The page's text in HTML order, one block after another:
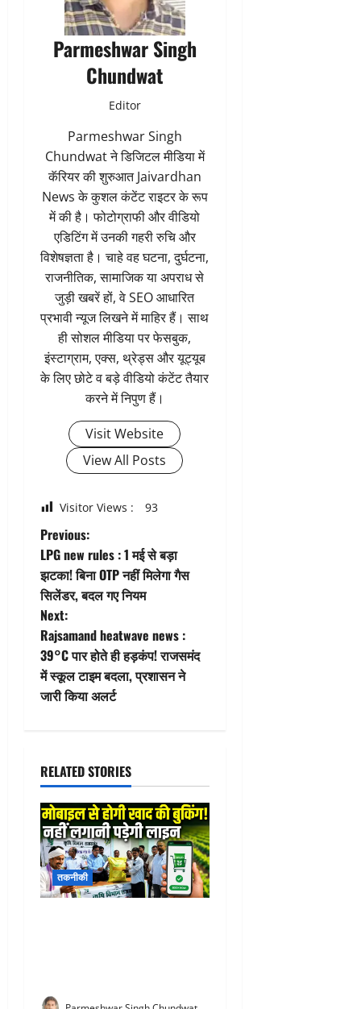
Parmeshwar Singh
Chundwat
Editor
Parmeshwar Singh
Chundwat ने डिजिटल मीडिया में
कॅरियर की शुरुआत Jaivardhan
News के कुशल कंटेंट राइटर के रूप
में की है। फोटोग्राफी और वीडियो
एडिटिंग में उनकी गहरी रुचि और
विशेषज्ञता है। चाहे वह घटना, दुर्घटना,
राजनीतिक, सामाजिक या अपराध से
जुड़ी खबरें हों, वे SEO आधारित
प्रभावी न्यूज लिखने में माहिर हैं। साथ
ही सोशल मीडिया पर फेसबुक,
इंस्टाग्राम, एक्स, थ्रेड्स और यूट्यूब
के लिए छोटे व बड़े वीडियो कंटेंट तैयार
करने में निपुण हैं।
Visit Website
View All Posts
Visitor Views : 93
P
o
s
t
n
a
i
g
a
t
Previous:
LPG new rules : 1 मई से बड़ा
झटका! बिना OTP नहीं मिलेगा गैस
सिलेंडर, बदल गए नियम
Next:
Rajsamand heatwave news :
39°C पार होते ही हड़कंप! राजसमंद
में स्कूल टाइम बदला, प्रशासन ने
जारी किया अलर्ट
RELATED STORIES
तकनीकी